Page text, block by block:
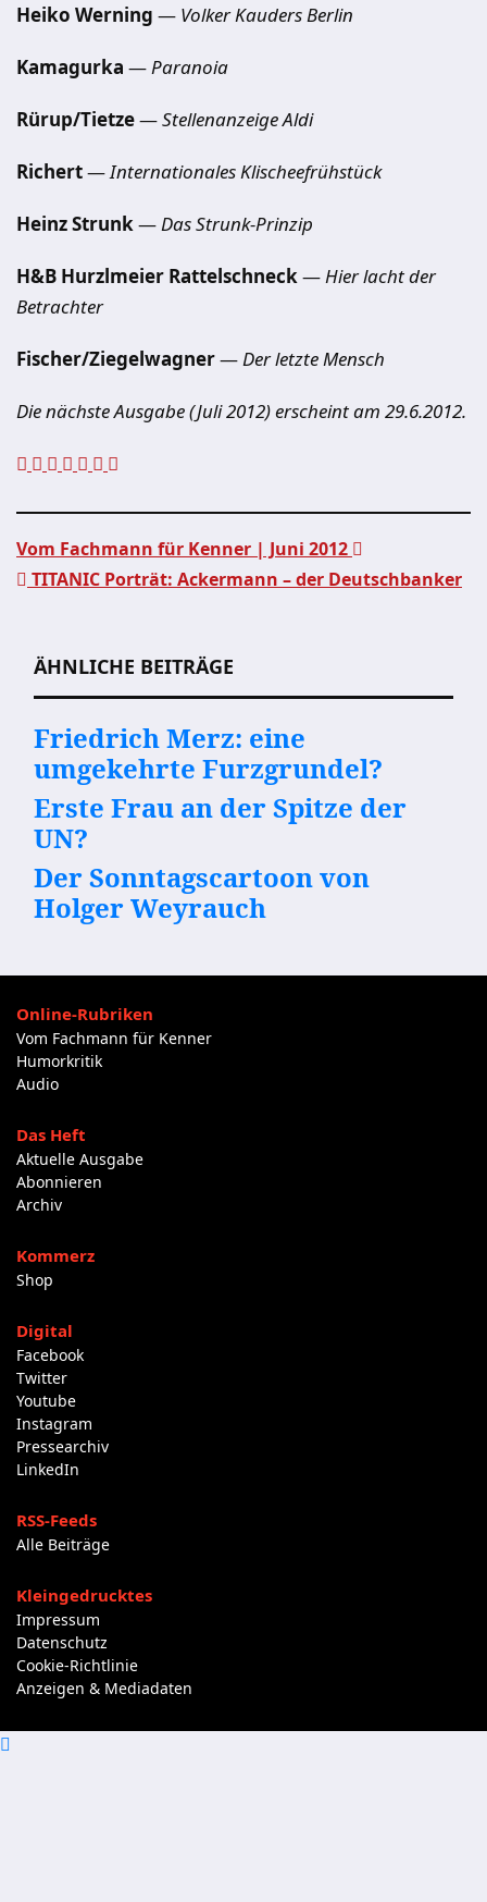
Heiko Werning — Volker Kauders Berlin
Kamagurka —Paranoia
Rürup/Tietze—Stellenanzeige Aldi
Richert—Internationales Klischeefrühstück
Heinz Strunk—Das Strunk-Prinzip
H&B Hurzlmeier Rattelschneck—Hier lacht der
Betrachter
Fischer/Ziegelwagner—Der letzte Mensch
Die nächste Ausgabe (Juli 2012) erscheint am 29.6.2012.
Vom Fachmann für Kenner | Juni 2012
TITANIC Porträt: Ackermann – der Deutschbanker
ÄHNLICHE BEITRÄGE
Friedrich Merz: eine
umgekehrte Furzgrundel?
Erste Frau an der Spitze der
UN?
Der Sonntagscartoon von
Holger Weyrauch
Online-Rubriken
Vom Fachmann für Kenner
Humorkritik
Audio
Das Heft
Aktuelle Ausgabe
Abonnieren
Archiv
Kommerz
Shop
Digital
Facebook
Twitter
Youtube
Instagram
Pressearchiv
LinkedIn
RSS-Feeds
Alle Beiträge
Kleingedrucktes
Impressum
Datenschutz
Cookie-Richtlinie
Anzeigen & Mediadaten